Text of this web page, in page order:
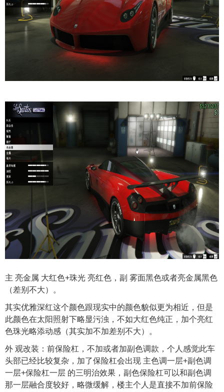
主 亮金属 大红色+珠光 亮红色，副 雾面黑色或者亮金属黑色
（差别不大）。
其实优雅深红这个颜色跟现实中的颜色貌似更为相近，但是
此颜色在太阳照射下略显污浊，不如大红色纯正，加个亮红
色珠光略添动感（其实加不加差别不大）。
外 观改装：前保险杠，不加或者加副色调款，个人感觉此车
头部已经比较复杂，加了保险杠会出现 主色调一层+副色调
一层+保险杠一层 的三明治效果，副色保险杠可以和副色调
那一层融合度较好，略微缓解，楼主个人是直接不加前保险